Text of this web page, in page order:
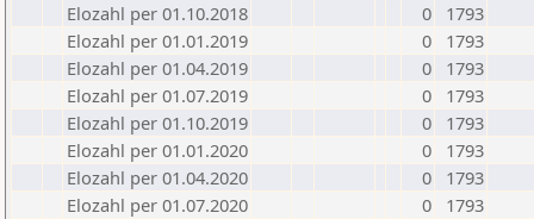
Elozahl per 01.10.2018
0
1793
Elozahl per 01.01.2019
0
1793
Elozahl per 01.04.2019
0
1793
Elozahl per 01.07.2019
0
1793
Elozahl per 01.10.2019
0
1793
Elozahl per 01.01.2020
0
1793
Elozahl per 01.04.2020
0
1793
Elozahl per 01.07.2020
0
1793